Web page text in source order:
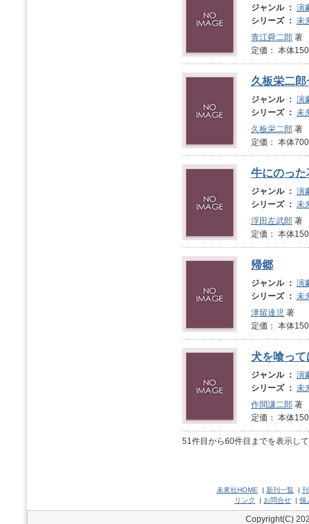
ジャンル ： 演
シリーズ ： 未
青江舜二郎 著
定価： 本体
久板栄二郎
ジャンル ： 演
シリーズ ： 未
久板栄二郎 著
定価： 本体
牛にのった
ジャンル ： 演
シリーズ ： 未
浮田左武郎 著
定価： 本体
帰郷
ジャンル ： 演
シリーズ ： 未
津留達児 著
定価： 本体
犬を喰っ
ジャンル ： 演
シリーズ ： 未
作間謙二郎 著
定価： 本体
51件目から60件目までを表示し
未來社HOME | 新刊一覧 |
リンク
| お問合せ | 個
Copyright(C)